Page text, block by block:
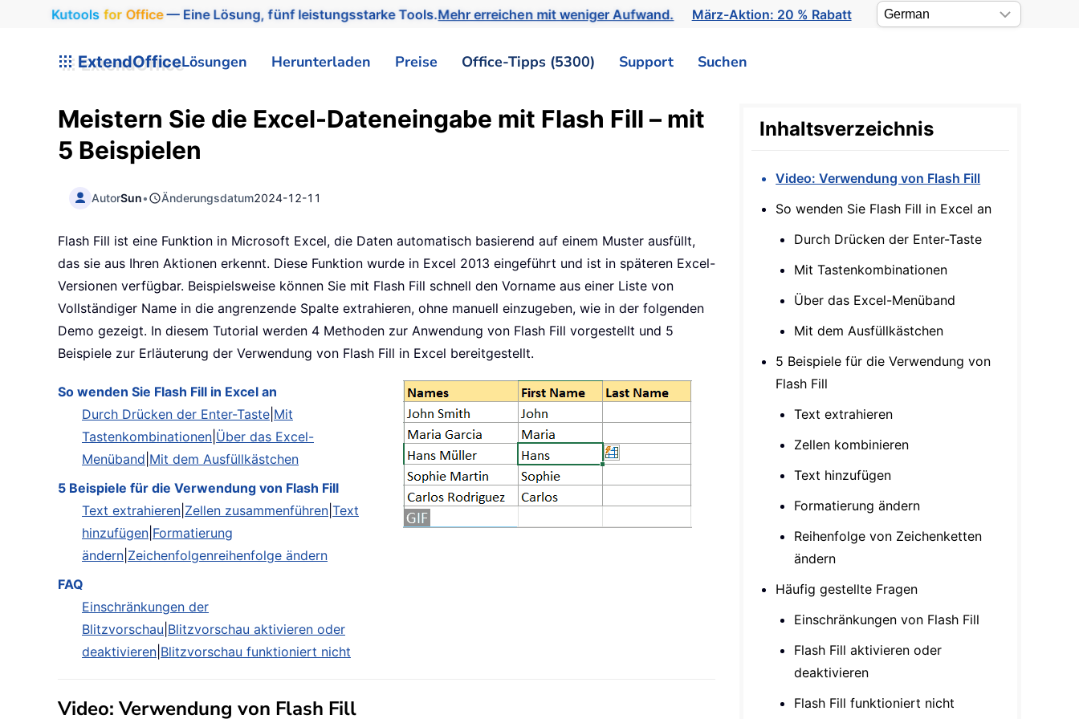
Kutools for Office— Eine Lösung, fünf leistungsstarke Tools.Mehr erreichen mit weniger Aufwand. März-Aktion: 20 % Rabatt
ExtendOfficeLösungen Herunterladen Preise Office-Tipps (5300) Support Suchen
Meistern Sie die Excel-Dateneingabe mit Flash Fill – mit
5 Beispielen
AutorSun• Änderungsdatum2024-12-11
Flash Fill ist eine Funktion in Microsoft Excel, die Daten automatisch basierend auf einem Muster ausfüllt,
das sie aus Ihren Aktionen erkennt. Diese Funktion wurde in Excel 2013 eingeführt und ist in späteren Excel-
Versionen verfügbar. Beispielsweise können Sie mit Flash Fill schnell den Vorname aus einer Liste von
Vollständiger Name in die angrenzende Spalte extrahieren, ohne manuell einzugeben, wie in der folgenden
Demo gezeigt. In diesem Tutorial werden 4 Methoden zur Anwendung von Flash Fill vorgestellt und 5
Beispiele zur Erläuterung der Verwendung von Flash Fill in Excel bereitgestellt.
So wenden Sie Flash Fill in Excel an
Durch Drücken der Enter-Taste Mit
Tastenkombinationen Über das Excel-
Menüband Mit dem Ausfüllkästchen
5 Beispiele für die Verwendung von Flash Fill
Text extrahieren Zellen zusammenführen Text
hinzufügen Formatierung
ändern Zeichenfolgenreihenfolge ändern
FAQ
Einschränkungen der
Blitzvorschau Blitzvorschau aktivieren oder
deaktivieren Blitzvorschau funktioniert nicht
Video: Verwendung von Flash Fill
Inhaltsverzeichnis
Video: Verwendung von Flash Fill
So wenden Sie Flash Fill in Excel an
Durch Drücken der Enter-Taste
Mit Tastenkombinationen
Über das Excel-Menüband
Mit dem Ausfüllkästchen
5 Beispiele für die Verwendung von
Flash Fill
Text extrahieren
Zellen kombinieren
Text hinzufügen
Formatierung ändern
Reihenfolge von Zeichenketten
ändern
Häufig gestellte Fragen
Einschränkungen von Flash Fill
Flash Fill aktivieren oder
deaktivieren
Flash Fill funktioniert nicht